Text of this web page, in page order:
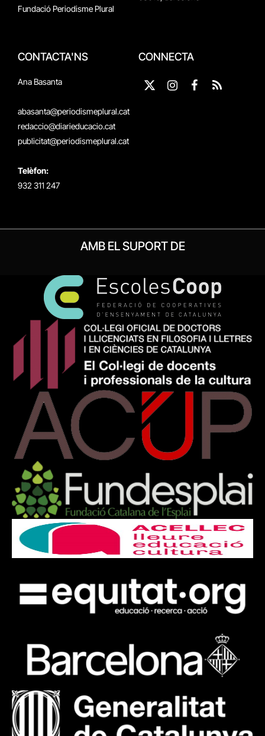
Fundació Periodisme Plural
CONTACTA'NS
Ana Basanta
abasanta@periodismeplural.cat
redaccio@diarieducacio.cat
publicitat@periodismeplural.cat
Telèfon:
932 311 247
CONNECTA
X
InstagramFacebook
RSS
AMB EL SUPORT DE